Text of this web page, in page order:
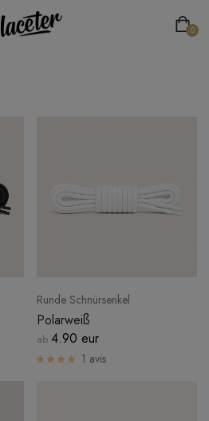
0
Runde Schnürsenkel
Polarweiß
ab 4.90 eur
1 avis